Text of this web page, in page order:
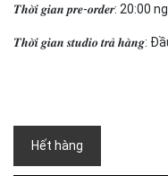
𝑻𝒉𝒐̛̀𝒊 𝒈𝒊𝒂𝒏 𝒑𝒓𝒆-𝒐𝒓𝒅𝒆𝒓: 20:00
𝑻𝒉𝒐̛̀𝒊 𝒈𝒊𝒂𝒏 𝒔𝒕𝒖𝒅𝒊𝒐 𝒕𝒓𝒂̉ 𝒉𝒂̀𝒏𝒈:
Hết hàng